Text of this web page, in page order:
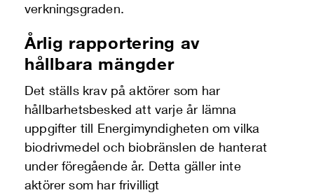
verkningsgraden.
Årlig rapportering av
hållbara mängder
Det ställs krav på aktörer som har
hållbarhetsbesked att varje år lämna
uppgifter till Energimyndigheten om vilka
biodrivmedel och biobränslen de hanterat
under föregående år. Detta gäller inte
aktörer som har frivilligt